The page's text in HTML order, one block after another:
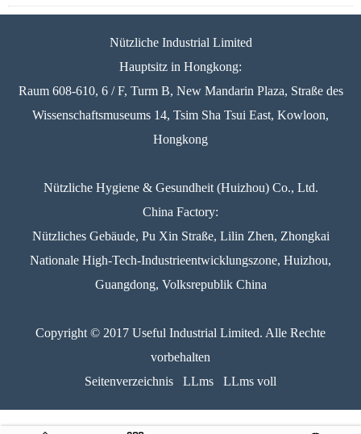
Nützliche Industrial Limited
Hauptsitz in Hongkong:
Raum 608-610, 6 / F, Turm B, New Mandarin Plaza, Straße des
Wissenschaftsmuseums 14, Tsim Sha Tsui East, Kowloon,
Hongkong
Nützliche Hygiene & Gesundheit (Huizhou) Co., Ltd.
China Factory:
Nützliches Gebäude, Pu Xin Straße, Lilin Zhen, Zhongkai
Nationale High-Tech-Industrieentwicklungszone, Huizhou,
Guangdong, Volksrepublik China
Copyright © 2017 Useful Industrial Limited. Alle Rechte
vorbehalten
Seitenverzeichnis
LLms LLms voll